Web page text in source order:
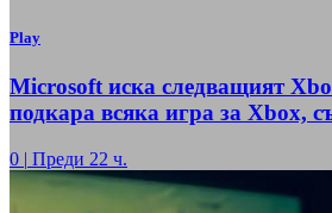
Play
Microsoft иска следващият
подкара всяка игра за Xbox,
0 | Преди 22 ч.